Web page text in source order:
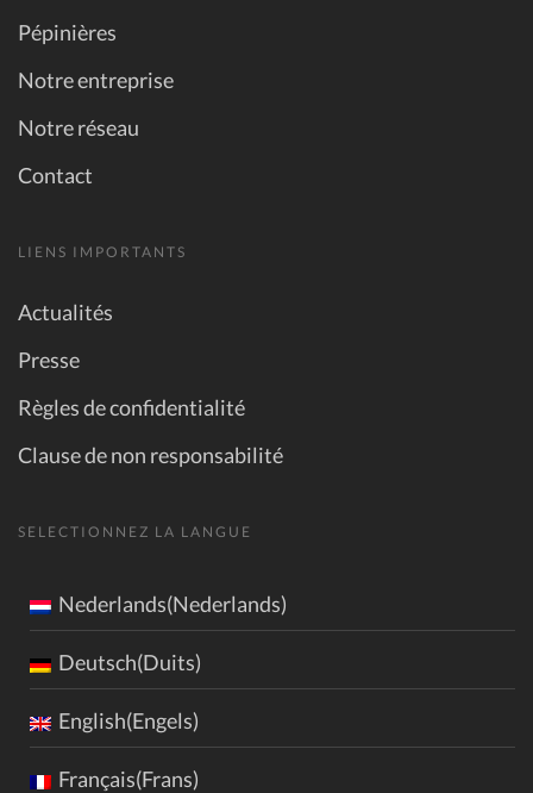
Pépinières
Notre entreprise
Notre réseau
Contact
LIENS IMPORTANTS
Actualités
Presse
Règles de confidentialité
Clause de non responsabilité
SELECTIONNEZ LA LANGUE
Nederlands(Nederlands)
Deutsch(Duits)
English(Engels)
Français(Frans)